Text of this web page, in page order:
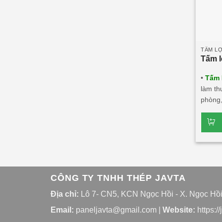
TẤM
Tấm
•Tấm
làm
Tấm
tác
CÔNG TY TNHH THÉP JAVTA
Địa chỉ: Lô 7- CN5, KCN Ngọc Hồi - X. Ngọc
Email: paneljavta@gmail.com Website: